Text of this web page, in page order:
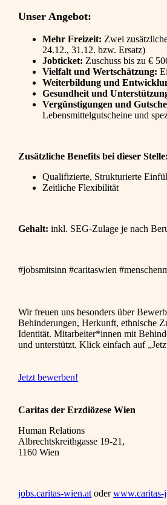
Unser Angebot:
Mehr Freizeit: Zwei
24.12., 31.12. bzw. Ersatz)
Jobticket: Zuschuss bis zu €
Vielfalt und Wertschätzung:
Weiterbildung und
Gesundheit und
Vergünstigungen und
Lebensmittelgutscheine und
Zusätzliche Benefits bei dieser Stelle:
Qualifizierte, Strukturierte
Zeitliche Flexibilität
Gehalt: inkl. SEG-Zulage je nach
#jobsmitsinn #caritaswien
Wir freuen uns besonders über
Behinderungen, Herkunft, ethnische
Identität. Mitarbeiter*innen mit
und unterstützt. Klick einfach auf
Jetzt bewerben!
Caritas der Erzdiözese Wien
Human Relations
Albrechtskreithgasse 19-21,
1160 Wien
jobs.caritas-wien.at oderwww.caritas-